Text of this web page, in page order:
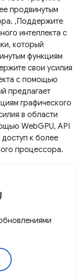
продвинутым
,Поддержите
интеллекта с
который
функциям
свои усилия
с помощью
предлагает
графического
в области
WebGPU, API
к более
процессора.